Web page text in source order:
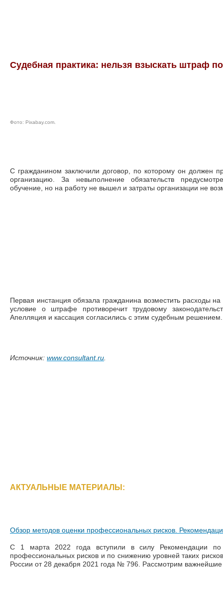
Судебная практика: нельзя взыскать штраф
Фото: Pixabay.com.
С гражданином заключили договор, по которому он должен
организацию. За невыполнение обязательств
обучение, но на работу не вышел и затраты организации не
Первая инстанция обязала гражданина возместить расходы
условие о штрафе противоречит трудовому
Апелляция и кассация согласились с этим судебным решением.
Источник: www.consultant.ru.
АКТУАЛЬНЫЕ МАТЕРИАЛЫ:
Обзор методов оценки профессиональных рисков.
С 1 марта 2022 года вступили в силу Рекомендации по
профессиональных рисков и по снижению уровней таких
России от 28 декабря 2021 года № 796. Рассмотрим